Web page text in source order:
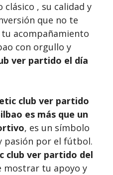
clásico , su calidad y
que no te
acompañamiento
con orgullo y
ver partido el día
club ver partido
es más que un
, es un símbolo
pasión por el fútbol.
club ver partido del
mostrar tu apoyo y